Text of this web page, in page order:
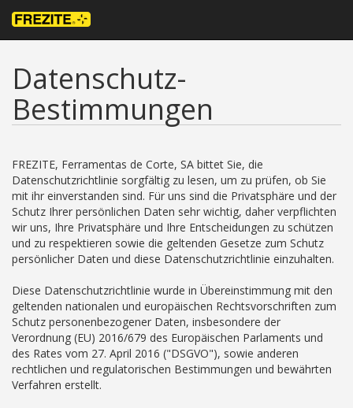
Datenschutz-
Bestimmungen
FREZITE, Ferramentas de Corte, SA bittet Sie, die
Datenschutzrichtlinie sorgfältig zu lesen, um zu prüfen, ob Sie
mit ihr einverstanden sind. Für uns sind die Privatsphäre und der
Schutz Ihrer persönlichen Daten sehr wichtig, daher verpflichten
wir uns, Ihre Privatsphäre und Ihre Entscheidungen zu schützen
und zu respektieren sowie die geltenden Gesetze zum Schutz
persönlicher Daten und diese Datenschutzrichtlinie einzuhalten.
Diese Datenschutzrichtlinie wurde in Übereinstimmung mit den
geltenden nationalen und europäischen Rechtsvorschriften zum
Schutz personenbezogener Daten, insbesondere der
Verordnung (EU) 2016/679 des Europäischen Parlaments und
des Rates vom 27. April 2016 ("DSGVO"), sowie anderen
rechtlichen und regulatorischen Bestimmungen und bewährten
Verfahren erstellt.